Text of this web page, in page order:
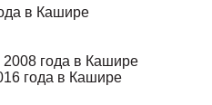
в Кашире
года в Кашире
года в Кашире